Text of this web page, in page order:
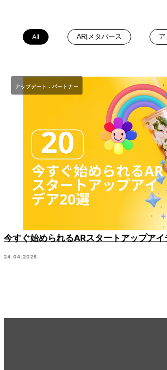
All AR|メタバース ア
アップデート パートナー
今すぐ始められるARスタートアップア
24.04.2026